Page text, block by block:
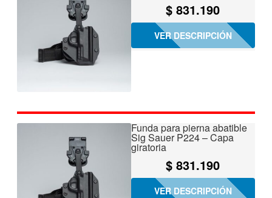
$ 831.190
VER DESCRIPCIÓN
Funda para pierna abatible
Sig Sauer P224 – Capa
giratoria
$ 831.190
VER DESCRIPCIÓN